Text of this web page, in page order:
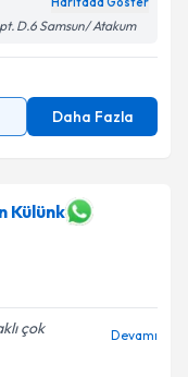
D.6 Samsun/ Atakum
Daha Fazla
Külünk
çok
Devamı